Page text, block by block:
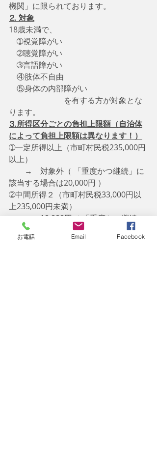
機関」に限られております。
⒉ 対象
18歳未満で、
➀視覚障がい
➁聴覚障がい
➂言語障がい
④肢体不自由
⑤身体の内部障がい
を有する方が対象とな
ります。
⒊所得区分ごとの負担上限額（自治体
によって負担上限額は異なります！）
➀一定所得以上（市町村民税235,000円
以上）
→　対象外（ 「重度かつ継続」に
該当する場合は20,000円 ）
➁中間所得２（市町村民税33,000円以
上235,000円未満）
→　10,000円（ 「重度かつ継続」
に該当する場合は10,000円 ）
➂中間所得1（市町村民税課税以上
お電話 Email Facebook